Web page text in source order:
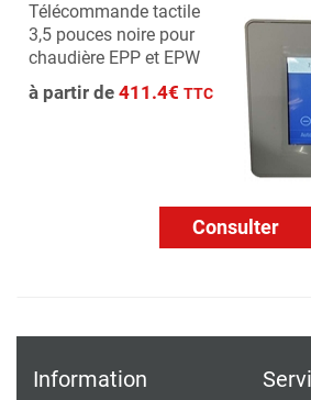
Télécommande tactile
3,5 pouces noire pour
chaudière EPP et EPW
à partir de 411.4€ TTC
Consulter
Information